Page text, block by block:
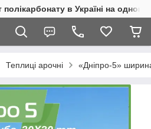
в Україні на одному
Теплиці арочні «Дніпро-5»